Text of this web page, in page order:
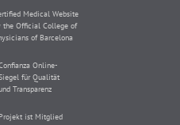
Medical Website
the Official College of
of Barcelona
Online-
für Qualität
Transparenz
Projekt ist Mitglied